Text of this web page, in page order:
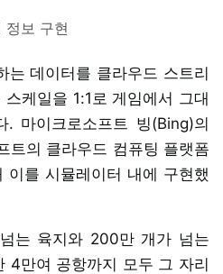
정보 구현
는 데이터를 클라우드 스트리
케일을 1:1로 게임에서 그대
. 마이크로소프트 빙(Bing)의
트의 클라우드 컴퓨팅 플랫폼
이를 시뮬레이터 내에 구현했
는 육지와 200만 개가 넘는
4만여 공항까지 모두 그 자리